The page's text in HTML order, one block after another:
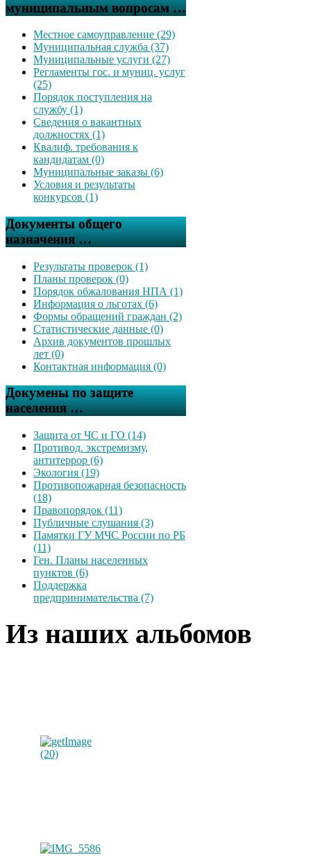
муниципальным вопросам …
Местное самоуправление (29)
Муниципальная служба (37)
Муниципальные услуги (27)
Регламенты гос. и муниц. услуг
(25)
Порядок поступления на
службу (1)
Сведения о вакантных
должностях (1)
Квалиф. требования к
кандидатам (0)
Муниципальные заказы (6)
Условия и результаты
конкурсов (1)
Документы общего
назначения …
Результаты проверок (1)
Планы проверок (0)
Порядок обжалования НПА (1)
Информация о льготах (6)
Формы обращений граждан (2)
Статистические данные (0)
Архив документов прошлых
лет (0)
Контактная информация (0)
Докумены по защите
населения …
Защита от ЧС и ГО (14)
Противод. экстремизму,
антитеррор (6)
Экология (19)
Противопожарная безопасность
(18)
Правопорядок (11)
Публичные слушания (3)
Памятки ГУ МЧС России по РБ
(11)
Ген. Планы населенных
пунктов (6)
Поддержка
предпринимательства (7)
Из наших альбомов